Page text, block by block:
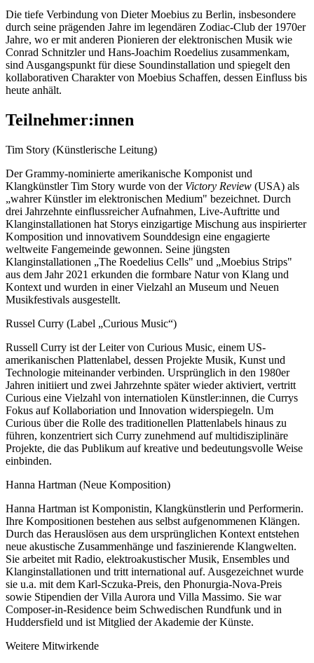
Die tiefe Verbindung von Dieter Moebius zu Berlin, insbesondere
durch seine prägenden Jahre im legendären Zodiac-Club der 1970er
Jahre, wo er mit anderen Pionieren der elektronischen Musik wie
Conrad Schnitzler und Hans-Joachim Roedelius zusammenkam,
sind Ausgangspunkt für diese Soundinstallation und spiegelt den
kollaborativen Charakter von Moebius Schaffen, dessen Einfluss bis
heute anhält.
Teilnehmer:innen
Tim Story (Künstlerische Leitung)
Der Grammy-nominierte amerikanische Komponist und
Klangkünstler Tim Story wurde von derVictory Review (USA) als
„wahrer Künstler im elektronischen Medium" bezeichnet. Durch
drei Jahrzehnte einflussreicher Aufnahmen, Live-Auftritte und
Klanginstallationen hat Storys einzigartige Mischung aus inspirierter
Komposition und innovativem Sounddesign eine engagierte
weltweite Fangemeinde gewonnen. Seine jüngsten
Klanginstallationen „The Roedelius Cells" und „Moebius Strips"
aus dem Jahr 2021 erkunden die formbare Natur von Klang und
Kontext und wurden in einer Vielzahl an Museum und Neuen
Musikfestivals ausgestellt.
Russel Curry (Label „Curious Music“)
Russell Curry ist der Leiter von Curious Music, einem US-
amerikanischen Plattenlabel, dessen Projekte Musik, Kunst und
Technologie miteinander verbinden. Ursprünglich in den 1980er
Jahren initiiert und zwei Jahrzehnte später wieder aktiviert, vertritt
Curious eine Vielzahl von internatiolen Künstler:innen, die Currys
Fokus auf Kollaboriation und Innovation widerspiegeln. Um
Curious über die Rolle des traditionellen Plattenlabels hinaus zu
führen, konzentriert sich Curry zunehmend auf multidisziplinäre
Projekte, die das Publikum auf kreative und bedeutungsvolle Weise
einbinden.
Hanna Hartman (Neue Komposition)
Hanna Hartman ist Komponistin, Klangkünstlerin und Performerin.
Ihre Kompositionen bestehen aus selbst aufgenommenen Klängen.
Durch das Herauslösen aus dem ursprünglichen Kontext entstehen
neue akustische Zusammenhänge und faszinierende Klangwelten.
Sie arbeitet mit Radio, elektroakustischer Musik, Ensembles und
Klanginstallationen und tritt international auf. Ausgezeichnet wurde
sie u.a. mit dem Karl-Sczuka-Preis, den Phonurgia-Nova-Preis
sowie Stipendien der Villa Aurora und Villa Massimo. Sie war
Composer-in-Residence beim Schwedischen Rundfunk und in
Huddersfield und ist Mitglied der Akademie der Künste.
Weitere Mitwirkende